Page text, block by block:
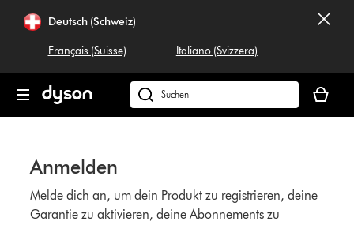
überspringenDeutsch (Schweiz)
Français (Suisse) Italiano (Svizzera)
Dyson.ch
durchsuchen
ist
Anmelden
Melde dich an, um dein Produkt zu registrieren, deine
Garantie zu aktivieren, deine Abonnements zu